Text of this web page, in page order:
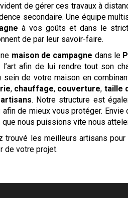
de gérer ces travaux à
secondaire. Une équipe
à vos goûts et dans le
de par leur savoir-faire.
maison de campagne dans le
afin de lui rendre tout son
sein de votre maison en
, chauffage, couverture, taille
artisans. Notre structure est
afin de mieux vous protéger. Envie
que nous puissions vite nous
trouvé les meilleurs artisans pour
de votre projet.